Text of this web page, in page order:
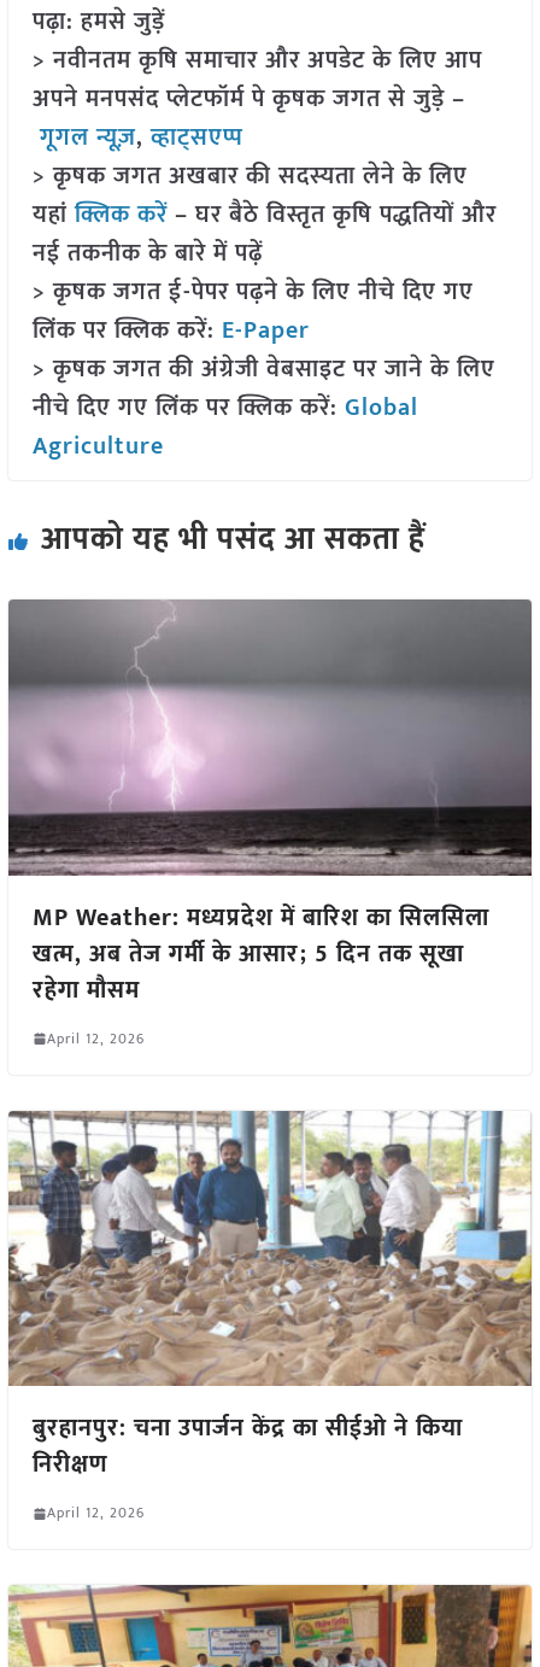
पढ़ा: हमसे जुड़ें
> नवीनतम कृषि समाचार और अपडेट के लिए आप
अपने मनपसंद प्लेटफॉर्म पे कृषक जगत से जुड़े –
गूगल न्यूज़,व्हाट्सएप्प
> कृषक जगत अखबार की सदस्यता लेने के लिए
यहांक्लिक करें– घर बैठे विस्तृत कृषि पद्धतियों और
नई तकनीक के बारे में पढ़ें
> कृषक जगत ई-पेपर पढ़ने के लिए नीचे दिए गए
लिंक पर क्लिक करें: E-Paper
> कृषक जगत की अंग्रेजी वेबसाइट पर जाने के लिए
नीचे दिए गए लिंक पर क्लिक करें: Global
Agriculture
आपको यह भी पसंद आ सकता हैं
MP Weather: मध्यप्रदेश में बारिश का सिलसिला
खत्म, अब तेज गर्मी के आसार; 5 दिन तक सूखा
रहेगा मौसम
April 12, 2026
बुरहानपुर: चना उपार्जन केंद्र का सीईओ ने किया
निरीक्षण
April 12, 2026